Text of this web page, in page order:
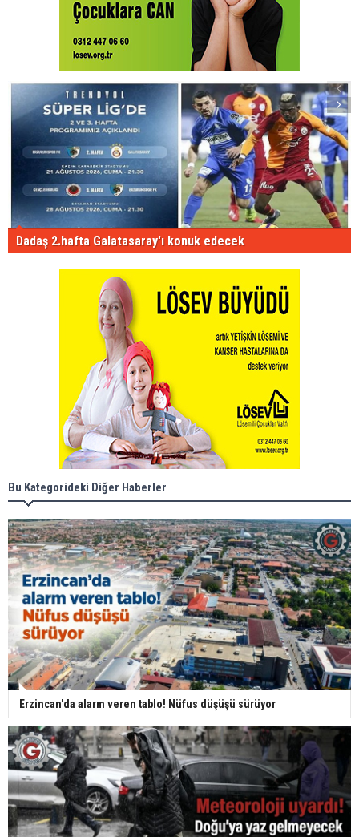
Dadaş 2.hafta Galatasaray'ı konuk edecek
Bu Kategorideki Diğer Haberler
Erzincan'da alarm veren tablo! Nüfus düşüşü sürüyor